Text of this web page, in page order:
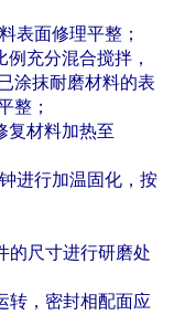
表面修理平整；
充分混合搅拌，
涂抹耐磨材料的表
整；
复材料加热至
进行加温固化，按
的尺寸进行研磨处
转，密封相配面应